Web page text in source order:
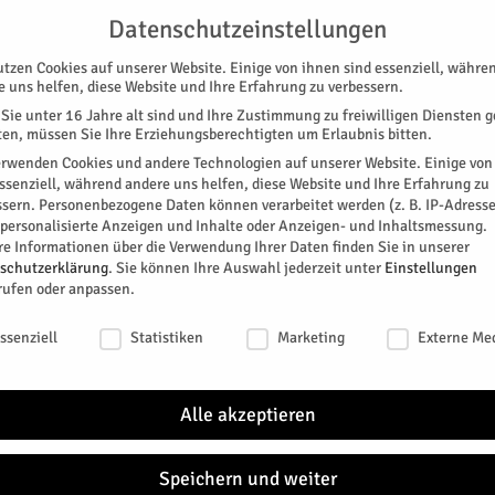
KONTAKT
SPEZIAL E-PAPER KINO GALERIE
Reparaturdienst
Datenschutzeinstellungen
Cookies auf unserer Website. Einige von ihnen sind essenziell,
uns helfen, diese Website und Ihre Erfahrung zu verbessern.
unter 16 Jahre alt sind und Ihre Zustimmung zu freiwilligen Diensten
müssen Sie Ihre Erziehungsberechtigten um Erlaubnis bitten.
Cookies und andere Technologien auf unserer Website. Einige
während andere uns helfen, diese Website und Ihre Erfahrung zu
Personenbezogene Daten können verarbeitet werden (z. B. IP-
Anzeigen und Inhalte oder Anzeigen- und Inhaltsmessung.
Informationen über die Verwendung Ihrer Daten finden Sie in unserer
. Sie können Ihre Auswahl jederzeit unter Einstellungen
oder anpassen.
Statistiken Marketing Externe
Alle akzeptieren
Speichern und weiter